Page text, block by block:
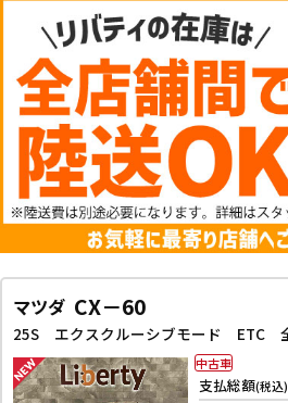
マツダ CX－60
支払総額(税込)
中古車